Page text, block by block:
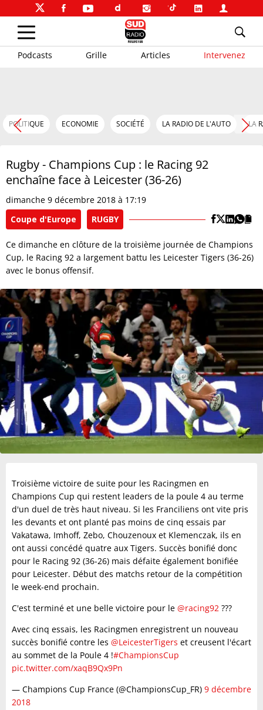
Podcasts Grille Articles Intervenez
POLITIQUE ECONOMIE SOCIÉTÉ LA RADIO DE L'AUTO LA
Rugby - Champions Cup : le Racing 92
enchaîne face à Leicester (36-26)
dimanche 9 décembre 2018 à 17:19
Coupe d'Europe
RUGBY
Ce dimanche en clôture de la troisième journée de Champions
Cup, le Racing 92 a largement battu les Leicester Tigers (36-26)
avec le bonus offensif.
Troisième victoire de suite pour les Racingmen en
Champions Cup qui restent leaders de la poule 4 au terme
d'un duel de très haut niveau. Si les Franciliens ont vite pris
les devants et ont planté pas moins de cinq essais par
Vakatawa, Imhoff, Zebo, Chouzenoux et Klemenczak, ils en
ont aussi concédé quatre aux Tigers. Succès bonifié donc
pour le Racing 92 (36-26) mais défaite également bonifiée
pour Leicester. Début des matchs retour de la compétition
le week-end prochain.
C'est terminé et une belle victoire pour le @racing92 ???
Avec cinq essais, les Racingmen enregistrent un nouveau
succès bonifié contre les @LeicesterTigers et creusent l'écart
au sommet de la Poule 4 !#ChampionsCup
pic.twitter.com/xaqB9Qx9Pn
— Champions Cup France (@ChampionsCup_FR) 9 décembre
2018